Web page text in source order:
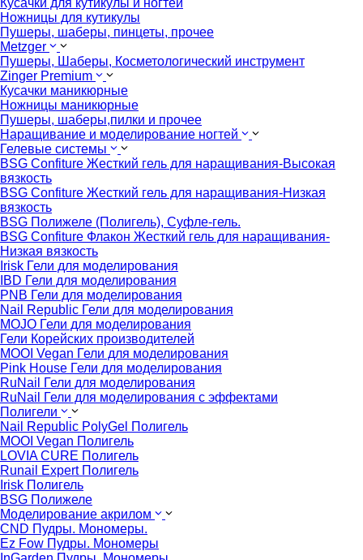
Кусачки для кутикулы и ногтей
Ножницы для кутикулы
Пушеры, шаберы, пинцеты, прочее
Metzger
Пушеры, Шаберы, Косметологический инструмент
Zinger Premium
Кусачки маникюрные
Ножницы маникюрные
Пушеры, шаберы,пилки и прочее
Наращивание и моделирование ногтей
Гелевые системы
BSG Confiture Жесткий гель для наращивания-Высокая
вязкость
BSG Confiture Жесткий гель для наращивания-Низкая
вязкость
BSG Полижеле (Полигель), Суфле-гель.
BSG Confiture Флакон Жесткий гель для наращивания-
Низкая вязкость
Irisk Гели для моделирования
IBD Гели для моделирования
PNB Гели для моделирования
Nail Republic Гели для моделирования
MOJO Гели для моделирования
Гели Корейских производителей
MOOI Vegan Гели для моделирования
Pink House Гели для моделирования
RuNail Гели для моделирования
RuNail Гели для моделирования с эффектами
Полигели
Nail Republic PolyGel Полигель
MOOI Vegan Полигель
LOVIA CURE Полигель
Runail Expert Полигель
Irisk Полигель
BSG Полижеле
Моделирование акрилом
CND Пудры. Мономеры.
Ez Fow Пудры. Мономеры